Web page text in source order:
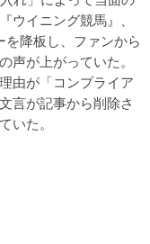
ウイニング競馬』、
を降板し、ファンから
声が上がっていた。
由が「コンプライア
言が記事から削除さ
いた。